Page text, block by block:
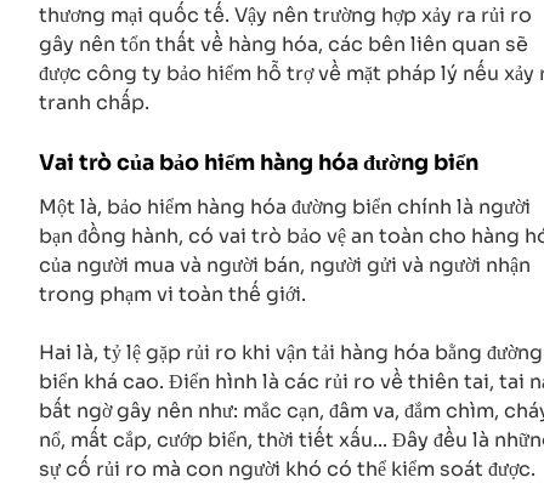
thương mại quốc tế. Vậy nên trường hợp xảy ra rủi ro
gây nên tổn thất về hàng hóa, các bên liên quan sẽ
được công ty bảo hiểm hỗ trợ về mặt pháp lý nếu xảy
tranh chấp.
Vai trò của bảo hiểm hàng hóa đường biển
Một là, bảo hiểm hàng hóa đường biển chính là người
bạn đồng hành, có vai trò bảo vệ an toàn cho hàng
của người mua và người bán, người gửi và người nhận
trong phạm vi toàn thế giới.
Hai là, tỷ lệ gặp rủi ro khi vận tải hàng hóa bằng đường
biển khá cao. Điển hình là các rủi ro về thiên tai, tai
bất ngờ gây nên như: mắc cạn, đâm va, đắm chìm,
nổ, mất cắp, cướp biển, thời tiết xấu... Đây đều là
sự cố rủi ro mà con người khó có thể kiểm soát được.